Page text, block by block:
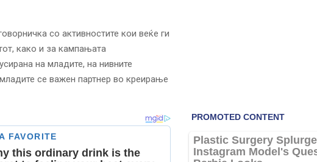
со активностите кои веќе ги
како и за кампањата
на младите, на нивните
се важен партнер во креирање